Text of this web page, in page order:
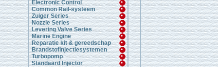
Electronic Control
Common Rail-systeem
Zuiger Series
Nozzle Series
Levering Valve Series
Marine Engine
Reparatie kit & gereedschap
Brandstofinjectiesystemen
Turbopomp
Standaard Injector